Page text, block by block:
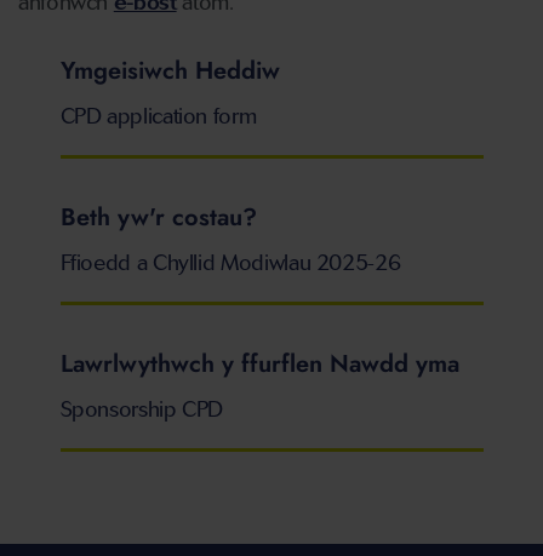
Ymgeisiwch Heddiw
CPD application form
Beth yw'r costau?
Ffioedd a Chyllid Modiwlau 2025-26
Lawrlwythwch y ffurflen Nawdd yma
Sponsorship CPD